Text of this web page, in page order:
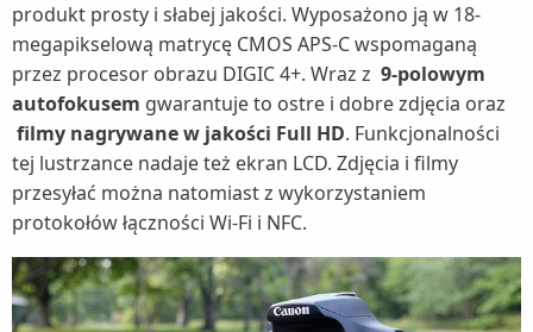
produkt prosty i słabej jakości. Wyposażono ją w 18-
megapikselową matrycę CMOS APS-C wspomaganą
przez procesor obrazu DIGIC 4+. Wraz z 9-polowym
autofokusem gwarantuje to ostre i dobre zdjęcia oraz
filmy nagrywane w jakości Full HD. Funkcjonalności
tej lustrzance nadaje też ekran LCD. Zdjęcia i filmy
przesyłać można natomiast z wykorzystaniem
protokołów łączności Wi-Fi i NFC.